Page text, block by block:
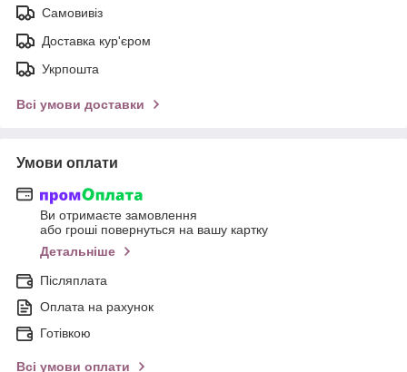
Самовивіз
Доставка кур'єром
Укрпошта
Всі умови доставки
Умови оплати
Ви отримаєте замовлення
або гроші повернуться на вашу картку
Детальніше
Післяплата
Оплата на рахунок
Готівкою
Всі умови оплати